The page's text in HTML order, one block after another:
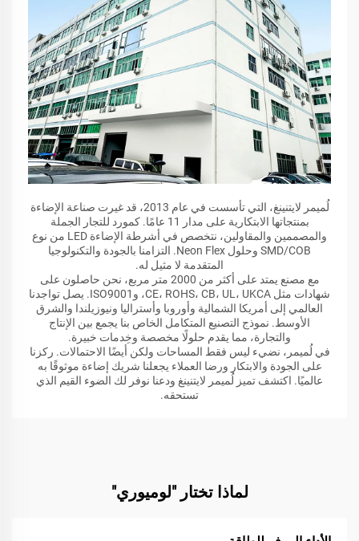
لُميمر لايتنينغ، التي تأسست في عام 2013، قد غيرت صناعة الإضاءة
بمنتجاتها الابتكارية على مدار 11 عامًا. كمورد للتجار الجملة
والمصممين والمقاولين، نتخصص في أشرطة الإضاءة LED من نوع
SMD/COB وحلول Neon Flex. التزامنا بالجودة والتكنولوجيا
المتقدمة لا مثيل له.
مع مصنع يمتد على أكثر من 2000 متر مربع، نحن حاصلون على
شهادات مثل CE، ROHS، CB، UL، UKCA، وISO9001. يصل تواجدنا
العالمي إلى أمريكا الشمالية وأوروبا وأستراليا ونيوزيلندا والشرق
الأوسط. نموذج التصنيع المتكامل الخاص بنا يجمع بين الإنتاج
والتجارة، مما يقدم حلولًا مخصصة وخِدمات خبيرة.
في لُميمر، نضيء ليس فقط المساحات ولكن أيضًا الاحتمالات. ركزنا
على الجودة والابتكار ورضا العملاء يجعلنا شريك إضاءة موثوقًا به
عالميًا. اكتشف تميز لُميمر لايتنينغ ودعنا نوفر لك الضوء القيم الذي
تستحقه.
لماذا تختار "لوميوري"